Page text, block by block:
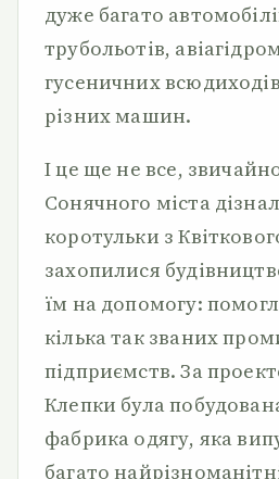
дуже багато
трубольотів,
гусеничних
різних машин.
І це ще не все,
Сонячного міста
коротульки з
захопилися
їм на допомогу:
кілька так званих
підприємств. За
Клепки була
фабрика одягу, яка
багато